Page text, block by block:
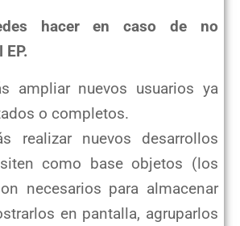
hacer en caso de no
ampliar nuevos usuarios ya
o completos.
realizar nuevos desarrollos
como base objetos (los
necesarios para almacenar
en pantalla, agruparlos